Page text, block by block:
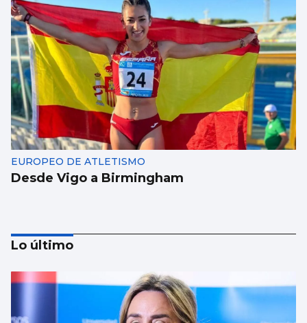
EUROPEO DE ATLETISMO
Desde Vigo a Birmingham
Lo último